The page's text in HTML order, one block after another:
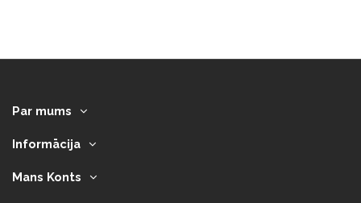
Par mums
Informācija
Mans Konts